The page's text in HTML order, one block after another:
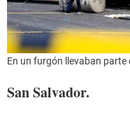
En un furgón llevaban parte
San Salvador.